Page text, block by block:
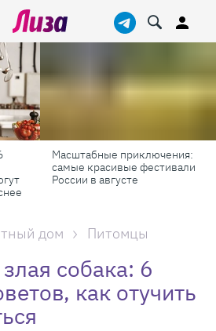
Масштабные приключения:
самые красивые фестивали
России в августе
дом Питомцы
собака: 6
как отучить